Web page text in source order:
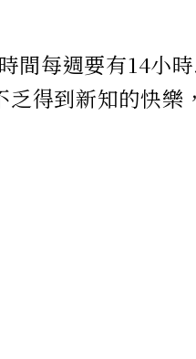
間每週要有14小
得到新知的快樂